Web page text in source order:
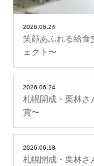
2026.06.24
笑顔あふれる給食
ェクト〜
2026.06.24
札幌開成・栗林さ
賞〜
2026.06.18
札幌開成・栗林さ